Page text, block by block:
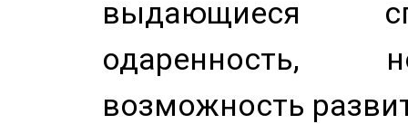
выдающиеся
одаренность,
возможность